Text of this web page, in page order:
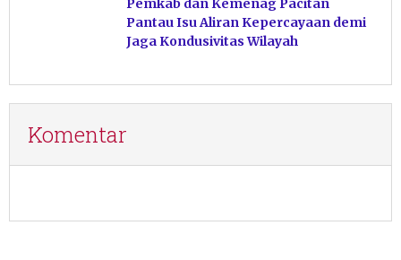
Pemkab dan Kemenag Pacitan
Pantau Isu Aliran Kepercayaan demi
Jaga Kondusivitas Wilayah
Komentar